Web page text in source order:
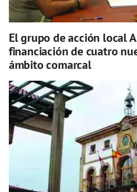
El grupo de acción local
financiación de cuatro
ámbito comarcal